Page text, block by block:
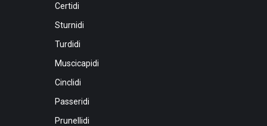
Certidi
Sturnidi
Turdidi
Muscicapidi
Cinclidi
Passeridi
Prunellidi